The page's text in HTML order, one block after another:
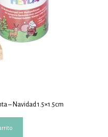
– Navidad 1.5×1.5cm